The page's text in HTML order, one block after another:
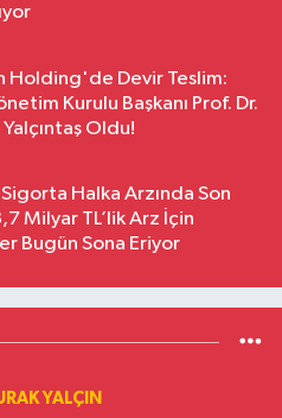
Holding'de Devir Teslim:
Kurulu Başkanı Prof. Dr.
Oldu!
Halka Arzında Son
Milyar TL’lik Arz İçin
Bugün Sona Eriyor
YALÇIN